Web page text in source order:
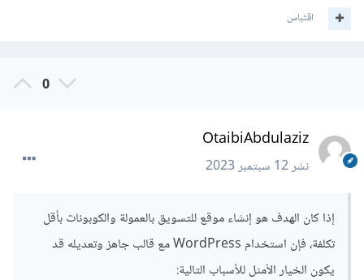
اقتباس
0
OtaibiAbdulaziz
نشر12 سبتمبر 2023
إذا كان الهدف هو إنشاء موقع للتسويق بالعمولة والكوبونات بأقل
تكلفة، فإن استخدام WordPress مع قالب جاهز وتعديله قد
يكون الخيار الأمثل للأسباب التالية: